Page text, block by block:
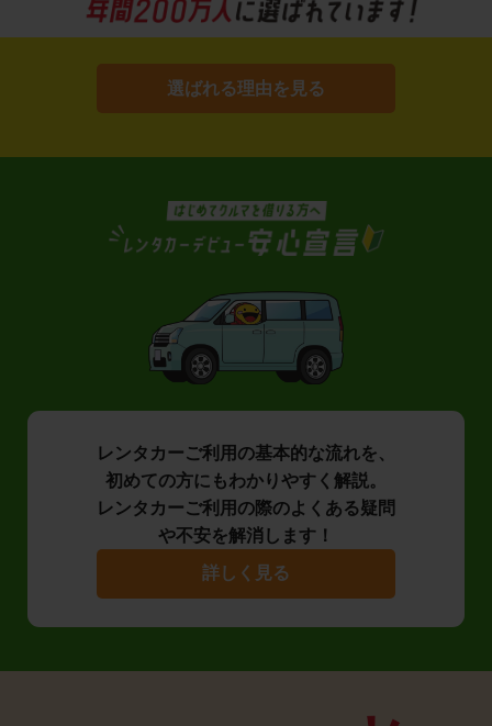
選ばれる理由を見る
レンタカーご利用の基本的な流れを、
初めての方にもわかりやすく解説。
レンタカーご利用の際のよくある疑問
や不安を解消します！
詳しく見る